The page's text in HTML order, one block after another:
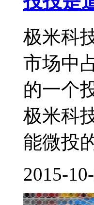
极米科
市场中
的一个
极米科
能微投
2015-